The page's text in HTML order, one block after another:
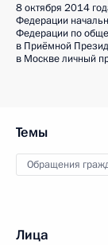
8 октября 2014
Федерации
Федерации по
в Приёмной
в Москве личный
Темы
Обращения
Лица